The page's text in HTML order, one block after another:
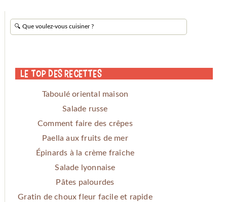
Le Top des Recettes
Taboulé oriental maison
Salade russe
Comment faire des crêpes
Paella aux fruits de mer
Épinards à la crème fraîche
Salade lyonnaise
Pâtes palourdes
Gratin de choux fleur facile et rapide